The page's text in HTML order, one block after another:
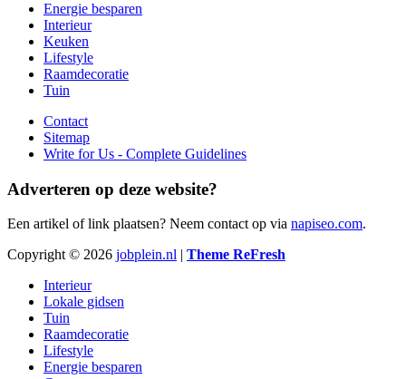
Energie besparen
Interieur
Keuken
Lifestyle
Raamdecoratie
Tuin
Contact
Sitemap
Write for Us - Complete Guidelines
Adverteren op deze website?
Een artikel of link plaatsen? Neem contact op via napiseo.com.
Copyright © 2026 jobplein.nl | Theme ReFresh
Interieur
Lokale gidsen
Tuin
Raamdecoratie
Lifestyle
Energie besparen